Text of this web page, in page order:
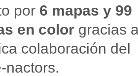
por 6 mapas y 99
en color gracias
colaboración del
nactors.